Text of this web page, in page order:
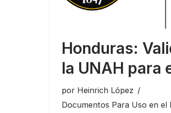
Honduras:
la UNAH para
por Heinrich López
Documentos Para Uso en el